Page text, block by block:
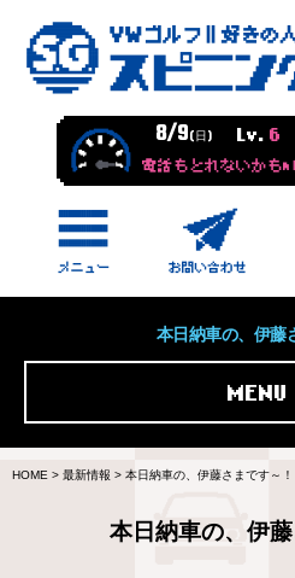
8/9(日) Lv. 6
電話もとれないかも
本日納車の、伊藤
MENU
HOME > 最新情報 > 本日納車の、伊藤さまです～！
本日納車の、伊藤